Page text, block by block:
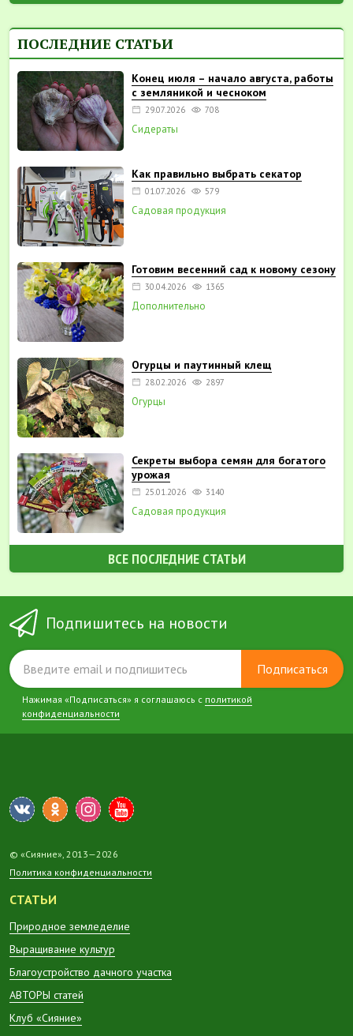
ПОСЛЕДНИЕ СТАТЬИ
Конец июля – начало августа, работы
с земляникой и чесноком
29.07.2026 708
Сидераты
Как правильно выбрать секатор
01.07.2026 579
Садовая продукция
Готовим весенний сад к новому сезону
30.04.2026 1365
Дополнительно
Огурцы и паутинный клещ
28.02.2026 2897
Огурцы
Секреты выбора семян для богатого
урожая
25.01.2026 3140
Садовая продукция
ВСЕ ПОСЛЕДНИЕ СТАТЬИ
Подпишитесь на новости
Подписаться
Нажимая «Подписаться» я соглашаюсь с политикой
конфиденциальности
© «Сияние», 2013—2026
Политика конфиденциальности
СТАТЬИ
Природное земледелие
Выращивание культур
Благоустройство дачного участка
АВТОРЫ статей
Клуб «Сияние»